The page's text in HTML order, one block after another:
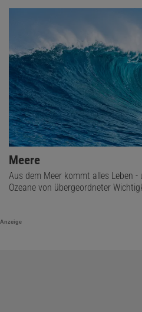
Meere
Aus dem Meer kommt alles Leben
Ozeane von übergeordneter
Anzeige